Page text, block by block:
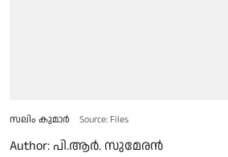
സലിം കുമാർ Source: Files
Author: പി.ആര്‍. സുമേരന്‍